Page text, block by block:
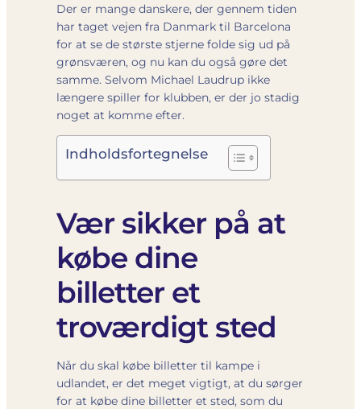
Der er mange danskere, der gennem tiden
har taget vejen fra Danmark til Barcelona
for at se de største stjerne folde sig ud på
grønsværen, og nu kan du også gøre det
samme. Selvom Michael Laudrup ikke
længere spiller for klubben, er der jo stadig
noget at komme efter.
Indholdsfortegnelse
Vær sikker på at
købe dine
billetter et
troværdigt sted
Når du skal købe billetter til kampe i
udlandet, er det meget vigtigt, at du sørger
for at købe dine billetter et sted, som du